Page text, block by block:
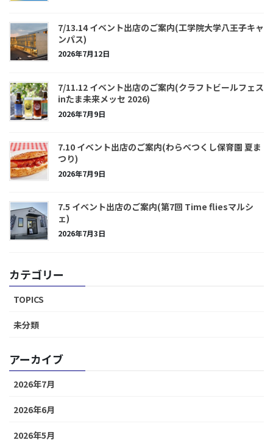
7/13.14 イベント出店のご案内(工学院大学八王子キャ
ンパス)
2026年7月12日
7/11.12 イベント出店のご案内(クラフトビールフェス
inたま未来メッセ 2026)
2026年7月9日
7.10 イベント出店のご案内(わらべつくし保育園 夏ま
つり)
2026年7月9日
7.5 イベント出店のご案内(第7回 Time fliesマルシ
ェ)
2026年7月3日
カテゴリー
TOPICS
未分類
アーカイブ
2026年7月
2026年6月
2026年5月